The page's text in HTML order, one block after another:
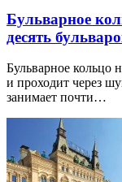
Бульварное
десять
Бульварное кольцо
и проходит через
занимает почти…